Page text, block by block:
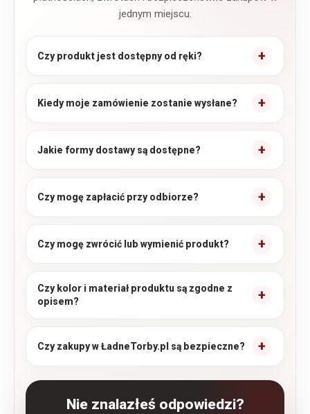
jednym miejscu.
Czy produkt jest dostępny od ręki?
Kiedy moje zamówienie zostanie wysłane?
Jakie formy dostawy są dostępne?
Czy mogę zapłacić przy odbiorze?
Czy mogę zwrócić lub wymienić produkt?
Czy kolor i materiał produktu są zgodne z
opisem?
Czy zakupy w ŁadneTorby.pl są bezpieczne?
Nie znalazłeś odpowiedzi?